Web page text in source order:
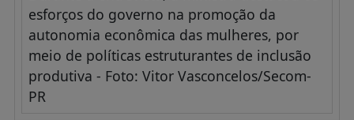
esforços do governo na promoção da
autonomia econômica das mulheres, por
meio de políticas estruturantes de inclusão
produtiva - Foto: Vitor Vasconcelos/Secom-
PR